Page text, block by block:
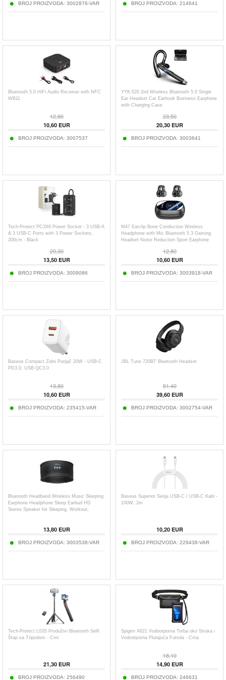
BROJ PROIZVODA: 3002876-VAR BROJ PROIZVODA: 214641
Bluetooth 5.0 HiFi Audio Receiver with NFC
WB11
12,80
10,60EUR
BROJ PROIZVODA: 3007537
YYK-520 2nd Wireless Bluetooth 5.0 Single
Ear Headset Car Earhook Business Earphone
with Charging Case
23,50
20,30EUR
BROJ PROIZVODA: 3003641
Tech-Protect PC3X6 Power Socket - 3 USB-A
& 3 USB-C Ports with 3 Power Sockets,
200cm - Black
20,30
13,50EUR
BROJ PROIZVODA: 3009086
M47 Earclip Bone Conduction Wireless
Headphone with Mic Bluetooth 5.3 Gaming
Headset Noise Reduction Sport Earphone
12,80
10,60EUR
BROJ PROIZVODA: 3003918-VAR
Baseus Compact Zidni Punjač 20W - USB-C
PD3.0, USB QC3.0
13,80
10,60EUR
BROJ PROIZVODA: 235415-VAR
JBL Tune 720BT Bluetooth Headset
51,40
39,60EUR
BROJ PROIZVODA: 3002754-VAR
Bluetooth Headband Wireless Music Sleeping
Earphone Headphone Sleep Earbud HD
Stereo Speaker for Sleeping, Workout,
13,80EUR
BROJ PROIZVODA: 3003538-VAR
Baseus Superior Serija USB-C / USB-C Kabl -
100W, 2m
10,20EUR
BROJ PROIZVODA: 229438-VAR
Tech-Protect L03S Produživi Bluetooth Selfi
Štap sa Tripodom - Crni
21,30EUR
BROJ PROIZVODA: 256490
Spigen A621 Vodootporna Torba oko Struka i
Vodootporna Plutajuća Futrola - Crna
18,10
14,90EUR
BROJ PROIZVODA: 246631